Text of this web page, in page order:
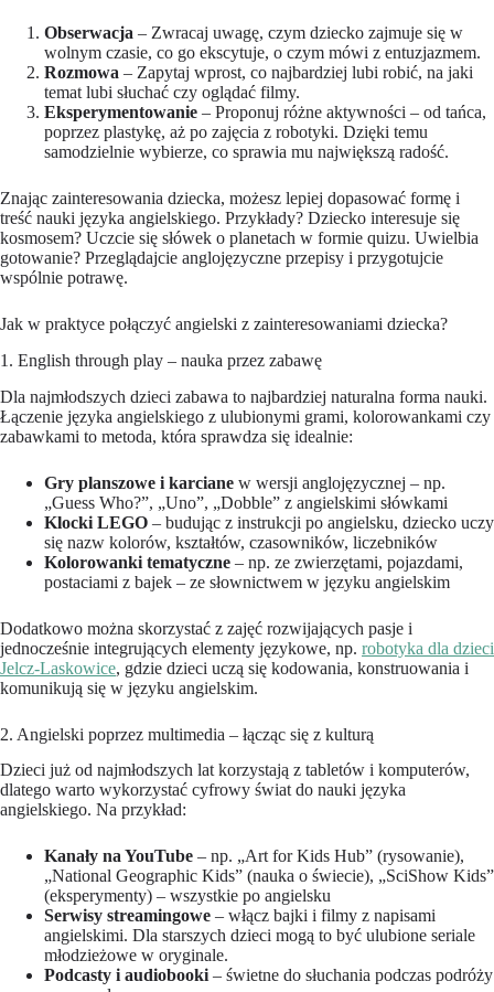
Obserwacja – Zwracaj uwagę, czym dziecko zajmuje się w
wolnym czasie, co go ekscytuje, o czym mówi z entuzjazmem.
Rozmowa – Zapytaj wprost, co najbardziej lubi robić, na jaki
temat lubi słuchać czy oglądać filmy.
Eksperymentowanie – Proponuj różne aktywności – od tańca,
poprzez plastykę, aż po zajęcia z robotyki. Dzięki temu
samodzielnie wybierze, co sprawia mu największą radość.
Znając zainteresowania dziecka, możesz lepiej dopasować formę i
treść nauki języka angielskiego. Przykłady? Dziecko interesuje się
kosmosem? Uczcie się słówek o planetach w formie quizu. Uwielbia
gotowanie? Przeglądajcie anglojęzyczne przepisy i przygotujcie
wspólnie potrawę.
Jak w praktyce połączyć angielski z zainteresowaniami dziecka?
1. English through play – nauka przez zabawę
Dla najmłodszych dzieci zabawa to najbardziej naturalna forma nauki.
Łączenie języka angielskiego z ulubionymi grami, kolorowankami czy
zabawkami to metoda, która sprawdza się idealnie:
Gry planszowe i karciane w wersji anglojęzycznej – np.
„Guess Who?”, „Uno”, „Dobble” z angielskimi słówkami
Klocki LEGO – budując z instrukcji po angielsku, dziecko uczy
się nazw kolorów, kształtów, czasowników, liczebników
Kolorowanki tematyczne – np. ze zwierzętami, pojazdami,
postaciami z bajek – ze słownictwem w języku angielskim
Dodatkowo można skorzystać z zajęć rozwijających pasje i
jednocześnie integrujących elementy językowe, np. robotyka dla dzieci
Jelcz-Laskowice, gdzie dzieci uczą się kodowania, konstruowania i
komunikują się w języku angielskim.
2. Angielski poprzez multimedia – łącząc się z kulturą
Dzieci już od najmłodszych lat korzystają z tabletów i komputerów,
dlatego warto wykorzystać cyfrowy świat do nauki języka
angielskiego. Na przykład:
Kanały na YouTube – np. „Art for Kids Hub” (rysowanie),
„National Geographic Kids” (nauka o świecie), „SciShow Kids”
(eksperymenty) – wszystkie po angielsku
Serwisy streamingowe – włącz bajki i filmy z napisami
angielskimi. Dla starszych dzieci mogą to być ulubione seriale
młodzieżowe w oryginale.
Podcasty i audiobooki – świetne do słuchania podczas podróży